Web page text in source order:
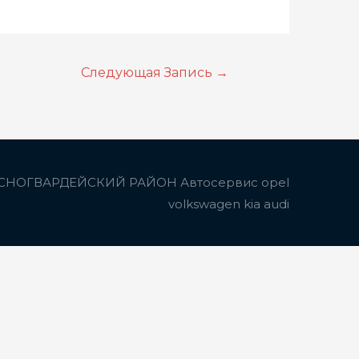
Следующая Запись →
РАЙОН Автосервис opel
volkswagen kia audi